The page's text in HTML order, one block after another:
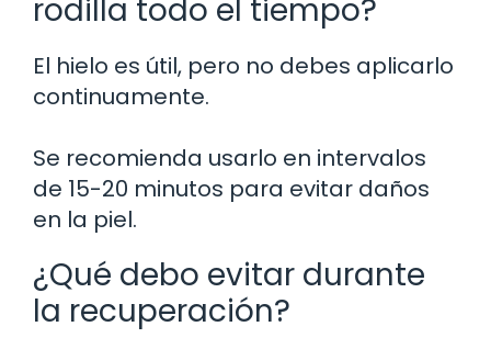
rodilla todo el tiempo?
El hielo es útil, pero no debes aplicarlo
continuamente.
Se recomienda usarlo en intervalos
de 15-20 minutos para evitar daños
en la piel.
¿Qué debo evitar durante
la recuperación?